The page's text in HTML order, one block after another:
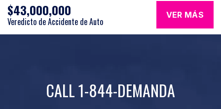
$43,000,000
Veredicto de Accidente de Auto
VER MÁS
CALL 1-844-DEMANDA